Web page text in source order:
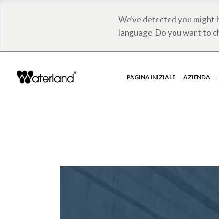
We've detected you might
language. Do you want to
PAGINA INIZIALE AZIENDA